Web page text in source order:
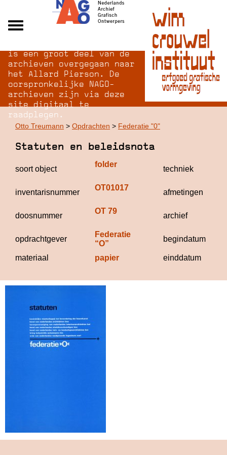
Over NAGO
Over WCI
Inloggen
is een groot deel van de
archieven overgegaan naar
het Allard Pierson. De
oorspronkelijke NAGO-
archieven zijn via deze
site digitaal te
raadplegen.
Otto Treumann > Opdrachten > Federatie "0"
Statuten en beleidsnota
soort object
folder
techniek
inventarisnummer
OT01017
afmetingen
doosnummer
OT 79
archief
opdrachtgever
Federatie
“O”
begindatum
materiaal papier einddatum